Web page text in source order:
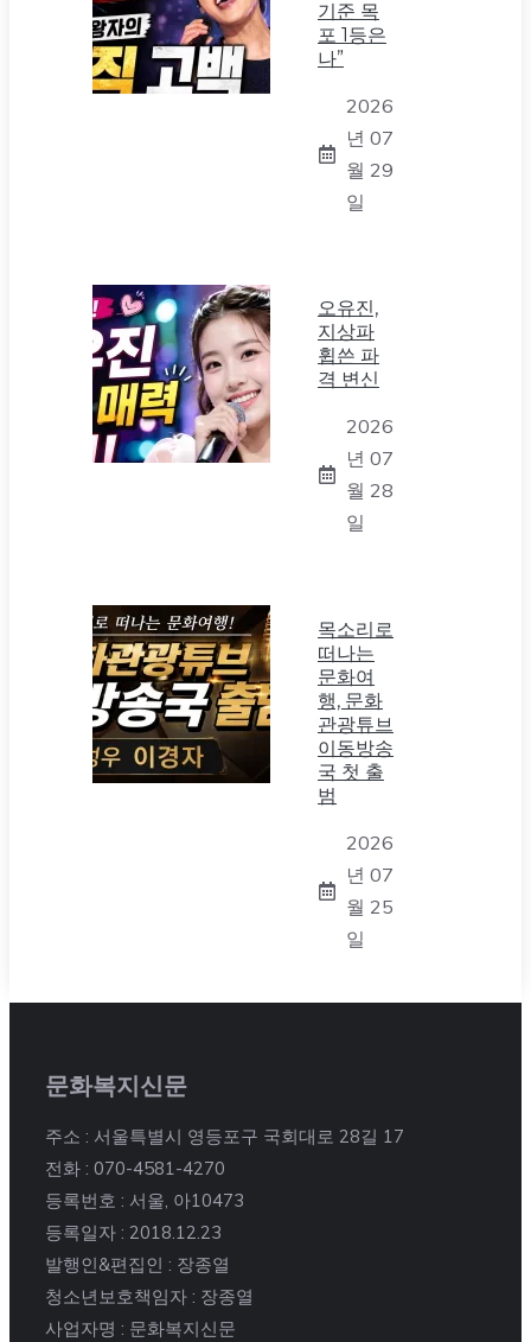
기준 목
포 1등은
나”
2026
년 07
월 29
일
오유진,
지상파
휩쓴 파
격 변신
2026
년 07
월 28
일
목소리로
떠나는
문화여
행, 문화
관광튜브
이동방송
국 첫 출
범
2026
년 07
월 25
일
문화복지신문
주소 : 서울특별시 영등포구 국회대로 28길 17
전화 : 070-4581-4270
등록번호 : 서울, 아10473
등록일자 : 2018.12.23
발행인&편집인 : 장종열
청소년보호책임자 : 장종열
사업자명 : 문화복지신문